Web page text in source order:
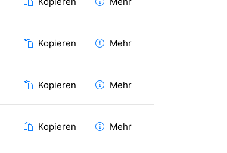
Kopieren Mehr
Kopieren Mehr
Kopieren Mehr